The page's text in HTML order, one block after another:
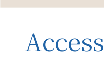
Access